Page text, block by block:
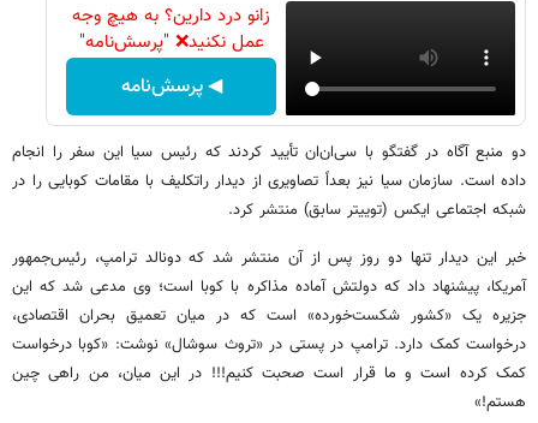
زانو درد دارین؟ به هیچ وجه
عمل نکنید❌ "پرسش‌نامه"
◀ پرسش‌نامه
دو منبع آگاه در گفتگو با سی‌ان‌ان تأیید کردند که رئیس سیا این سفر را انجام
داده است. سازمان سیا نیز بعداً تصاویری از دیدار راتکلیف با مقامات کوبایی را در
شبکه اجتماعی ایکس (توییتر سابق) منتشر کرد.
خبر این دیدار تنها دو روز پس از آن منتشر شد که دونالد ترامپ، رئیس‌جمهور
آمریکا، پیشنهاد داد که دولتش آماده مذاکره با کوبا است؛ وی مدعی شد که این
جزیره یک «کشور شکست‌خورده» است که در میان تعمیق بحران اقتصادی،
درخواست کمک دارد. ترامپ در پستی در «تروث سوشال» نوشت: «کوبا درخواست
کمک کرده است و ما قرار است صحبت کنیم!!! در این میان، من راهی چین
هستم!»